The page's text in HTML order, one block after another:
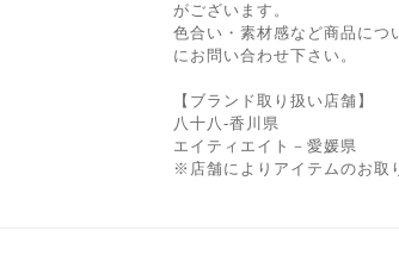
がございます。
色合い・素材感など商品につ
にお問い合わせ下さい。
【ブランド取り扱い店舗】
八十八-香川県
エイティエイト－愛媛県
※店舗によりアイテムのお取